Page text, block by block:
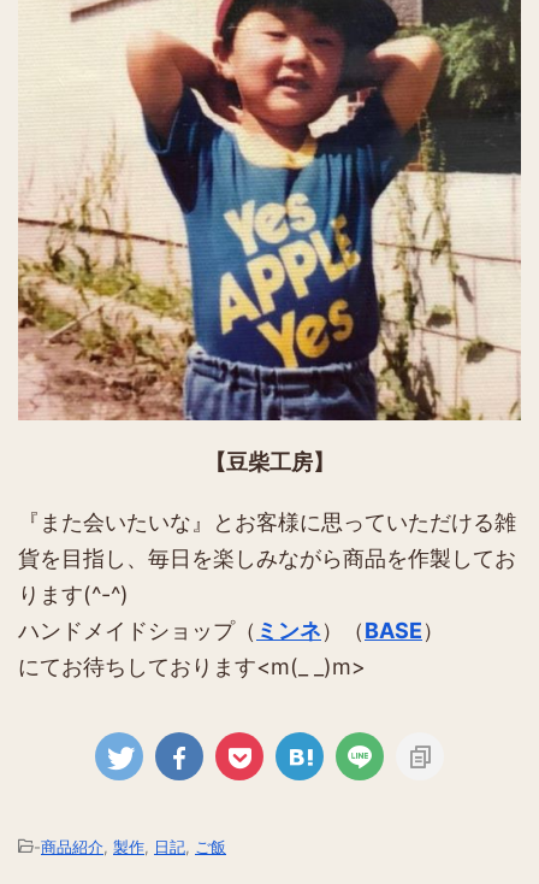
【豆柴工房】
『また会いたいな』とお客様に思っていただける雑
貨を目指し、毎日を楽しみながら商品を作製してお
ります(^-^)
ハンドメイドショップ（ ミンネ）（BASE）
にてお待ちしております<m(_ _)m>
-商品紹介 製作 日記 ご飯